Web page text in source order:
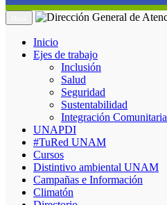
Inicio
Ejes de trabajo
Inclusión
Salud
Seguridad
Sustentabilidad
Integración Comunitaria
UNAPDI
#TuRed UNAM
Cursos
Distintivo ambiental UNAM
Campañas e Información
Climatón